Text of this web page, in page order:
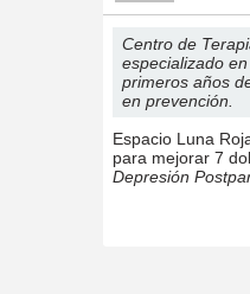
Centro de
especializado
primeros años
en prevención.
Espacio Luna
para mejorar 7
Depresión